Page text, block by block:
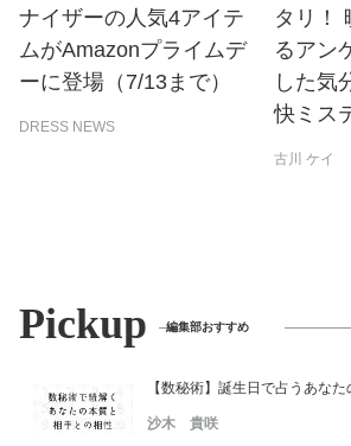
ナイザーの人気4アイテ
ムがAmazonプライムデ
ーに登場（7/13まで）
DRESS NEWS
タリ！
るアン
した気
快ミス
古川 ケイ
Pickup 編集部おすすめ
【数秘術】誕生日で占うあな
沙木 貴咲